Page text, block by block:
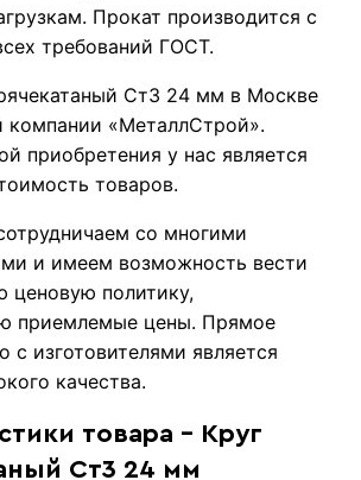
Прокат производится с
требований ГОСТ.
Ст3 24 мм в Москве
«МеталлСтрой».
приобретения у нас является
товаров.
со многими
и имеем возможность вести
ценовую политику,
приемлемые цены. Прямое
с изготовителями является
качества.
товара - Круг
Ст3 24 мм